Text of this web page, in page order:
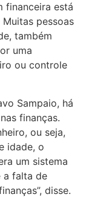
financeira está
pessoas
também
uma
ou controle
Sampaio, há
finanças.
ou seja,
idade, o
um sistema
a falta de
disse.